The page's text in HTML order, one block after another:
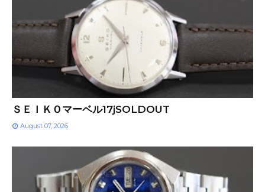
ＳＥＩＫＯマーベル17jSOLDOUT
August 07, 2026